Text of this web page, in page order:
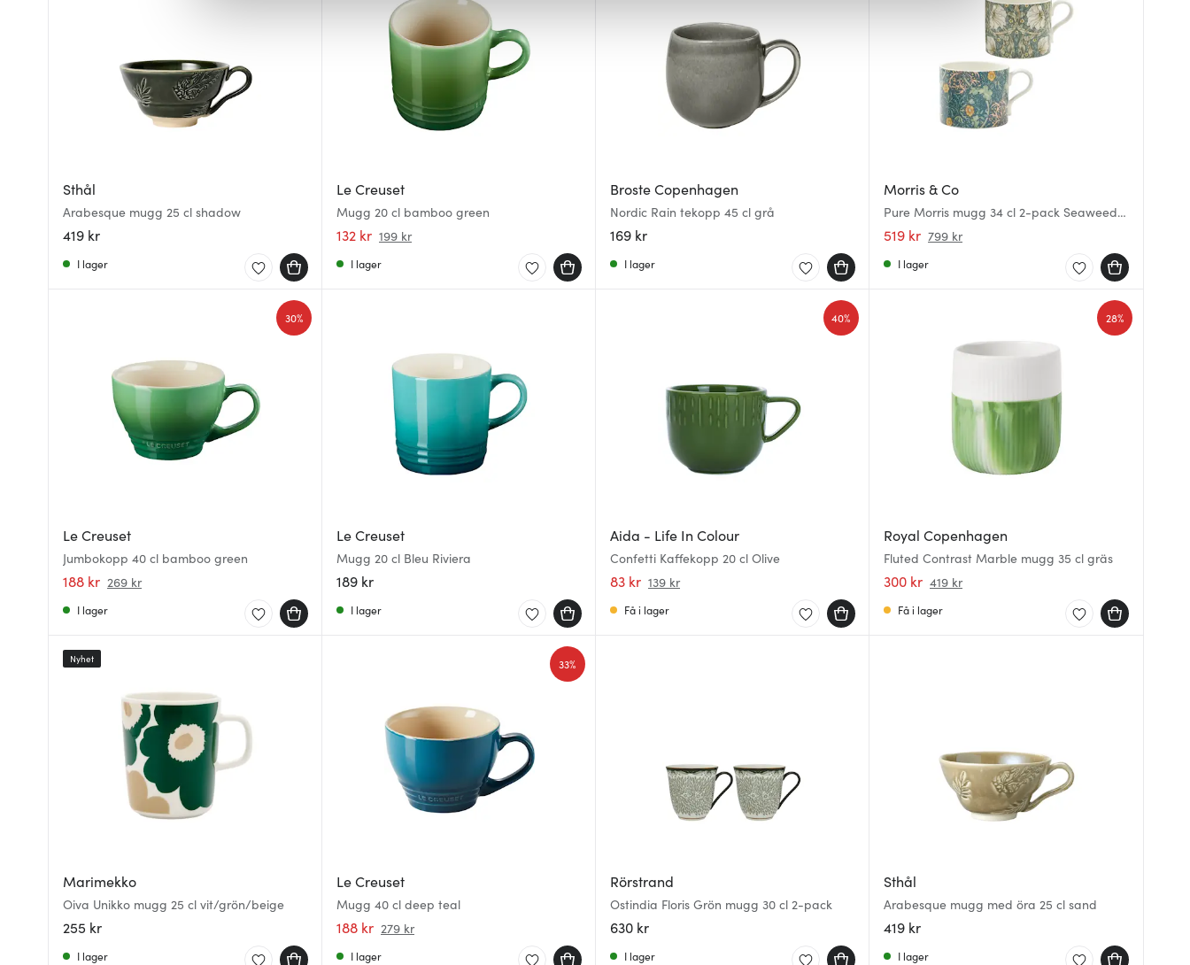
att vi kan analysera vår trafik och göra hemsidan ännu bättre. Du bestämmer själv vilka cookies som du vill dela med dig
Sthål
Arabesque mugg 25 cl shadow
419 kr
I lager
Le Creuset
Mugg 20 cl bamboo green
132 kr 199 kr
I lager
Broste Copenhagen
Nordic Rain tekopp 45 cl grå
169 kr
I lager
Morris & Co
Pure Morris mugg 34 cl 2-pack Seaweed &
Pimpernel
519 kr 799 kr
I lager
Le Creuset
Jumbokopp 40 cl bamboo green
188 kr 269 kr
30%
I lager
Le Creuset
Mugg 20 cl Bleu Riviera
189 kr
I lager
Aida - Life In Colour
Confetti Kaffekopp 20 cl Olive
83 kr 139 kr
40%
Få i lager
Royal Copenhagen
Fluted Contrast Marble mugg 35 cl gräs
300 kr 419 kr
28%
Få i lager
Marimekko
Oiva Unikko mugg 25 cl vit/grön/beige
255 kr
Nyhet
I lager
Le Creuset
Mugg 40 cl deep teal
188 kr 279 kr
33%
I lager
Rörstrand
Ostindia Floris Grön mugg 30 cl 2-pack
630 kr
I lager
Sthål
Arabesque mugg med öra 25 cl sand
419 kr
I lager